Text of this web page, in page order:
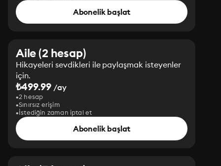
Abonelik başlat
Aile (2 hesap)
Hikayeleri sevdikleri ile paylaşmak isteyenler
için.
₺499.99 /ay
2 hesap
Sınırsız erişim
İstediğin zaman iptal et
Abonelik başlat